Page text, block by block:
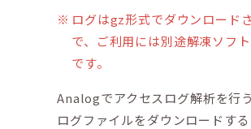
ログはgz形式でダウンロード
で、ご利用には別途解凍ソフ
です。
Analogでアクセスログ解析を行う
ログファイルをダウンロードす